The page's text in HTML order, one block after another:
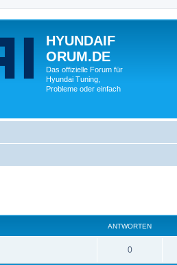
HYUNDAIF
ORUM.DE
Das offizielle Forum für
Hyundai Tuning,
Probleme oder einfach
ANTWORTEN
0